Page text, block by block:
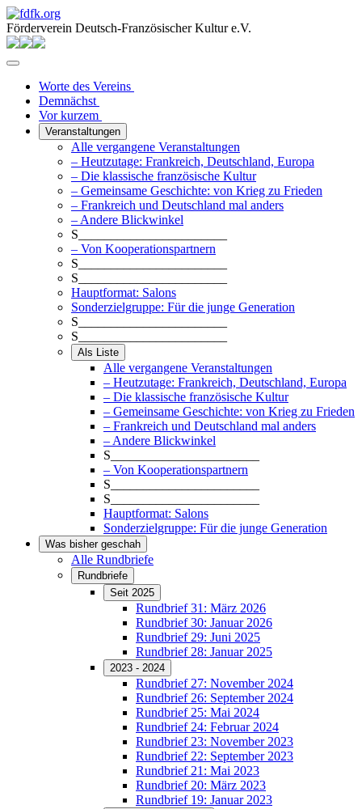
Förderverein Deutsch-Französischer Kultur e.V.
Worte des Vereins
Demnächst
Vor kurzem
Veranstaltungen
Alle vergangene Veranstaltungen
– Heutzutage: Frankreich, Deutschland, Europa
– Die klassische französische Kultur
– Gemeinsame Geschichte: von Krieg zu Frieden
– Frankreich und Deutschland mal anders
– Andere Blickwinkel
S_______________________
– Von Kooperationspartnern
S_______________________
S_______________________
Hauptformat: Salons
Sonderzielgruppe: Für die junge Generation
S_______________________
S_______________________
Als Liste
Alle vergangene Veranstaltungen
– Heutzutage: Frankreich, Deutschland, Europa
– Die klassische französische Kultur
– Gemeinsame Geschichte: von Krieg zu Frieden
– Frankreich und Deutschland mal anders
– Andere Blickwinkel
S_______________________
– Von Kooperationspartnern
S_______________________
S_______________________
Hauptformat: Salons
Sonderzielgruppe: Für die junge Generation
Was bisher geschah
Alle Rundbriefe
Rundbriefe
Seit 2025
Rundbrief 31: März 2026
Rundbrief 30: Januar 2026
Rundbrief 29: Juni 2025
Rundbrief 28: Januar 2025
2023 - 2024
Rundbrief 27: November 2024
Rundbrief 26: September 2024
Rundbrief 25: Mai 2024
Rundbrief 24: Februar 2024
Rundbrief 23: November 2023
Rundbrief 22: September 2023
Rundbrief 21: Mai 2023
Rundbrief 20: März 2023
Rundbrief 19: Januar 2023